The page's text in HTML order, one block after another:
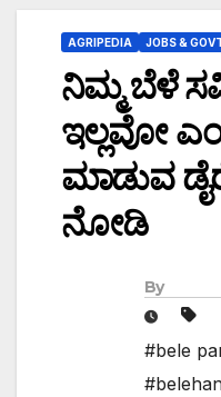
AGRIPEDIA JOBS &
ನಿಮ್ಮ ಬೆಳೆ
ಇಲ್ಲವೋ
ಮಾಡುವ
ನೋಡಿ
By
#bele